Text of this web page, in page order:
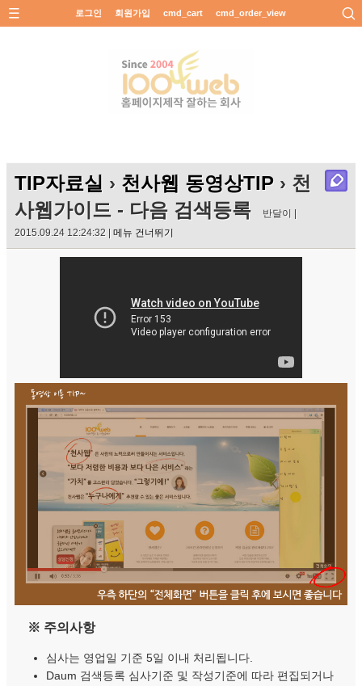
로그인 회원가입 cmd_cart cmd_order_view
TIP자료실 › 천사웹 동영상TIP › 천
사웹가이드 - 다음 검색등록
반달이 |
2015.09.24 12:24:32 | 메뉴 건너뛰기
※ 주의사항
심사는 영업일 기준 5일 이내 처리됩니다.
Daum 검색등록 심사기준 및 작성기준에 따라 편집되거나